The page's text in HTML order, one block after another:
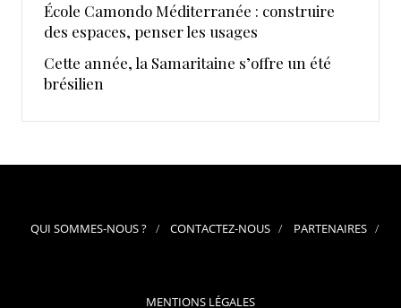
École Camondo Méditerranée : construire
des espaces, penser les usages
Cette année, la Samaritaine s’offre un été
brésilien
QUI SOMMES-NOUS ? CONTACTEZ-NOUS PARTENAIRES
MENTIONS LÉGALES